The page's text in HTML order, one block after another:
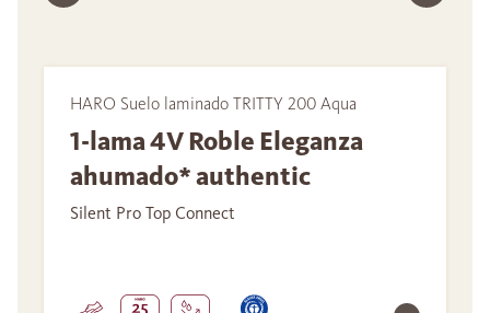
HARO Suelo laminado TRITTY 200 Aqua
1-lama 4V Roble Eleganza
ahumado* authentic
Silent Pro Top Connect